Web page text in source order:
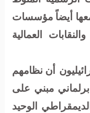
أيضاً مؤسسات
العمالية
أن نظامهم
برلماني مبني على
الديمقراطي
الوحيد